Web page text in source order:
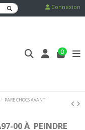
Connexion
0
PARE CHOCS AVANT
00 À PEINDRE